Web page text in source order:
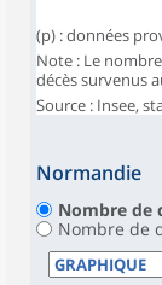
(p) : données
Note : Le
décès survenus
Source : Insee,
Normandie
Nombre de
Nombre de